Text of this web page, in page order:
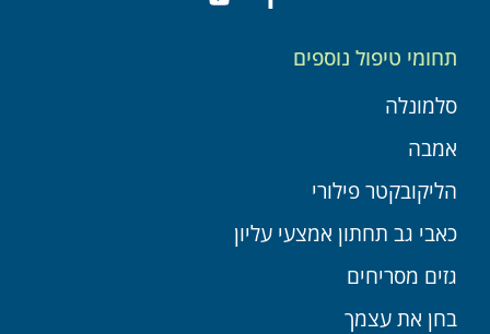
תחומי טיפול נוספים
סלמונלה
אמבה
הליקובקטר פילורי
כאבי גב תחתון אמצעי עליון
גזים מסריחים
בחן את עצמך